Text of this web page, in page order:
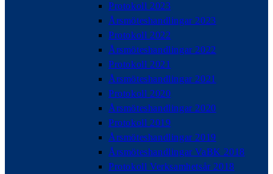
Protokoll 2023
Årsmöteshandlingar 2023
Protokoll 2022
Årsmöteshandlingar 2022
Protokoll 2021
Årsmöteshandlingar 2021
Protokoll 2020
Årsmöteshandlingar 2020
Protokoll 2019
Årsmöteshandlingar 2019
Årsmöteshandlingar VaBK 2018
Protokoll Verksamhetsår 2018